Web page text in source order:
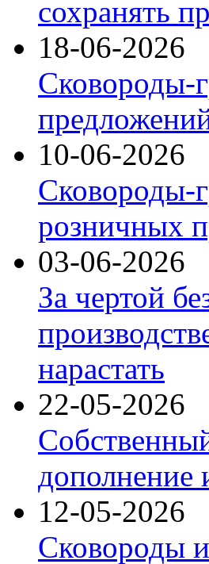
сохранять
18-06-2026
Сковороды-
10-06-2026
Сковороды-
розничных
03-06-2026
За чертой
нарастать
22-05-2026
дополнение
12-05-2026
Сковороды